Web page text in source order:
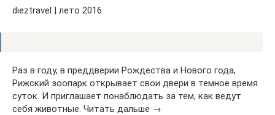
dieztravel | лето 2016
Раз в году, в преддверии Рождества и Нового года,
Рижский зоопарк открывает свои двери в темное время
суток. И приглашает понаблюдать за тем, как ведут
себя животные. Читать дальше →